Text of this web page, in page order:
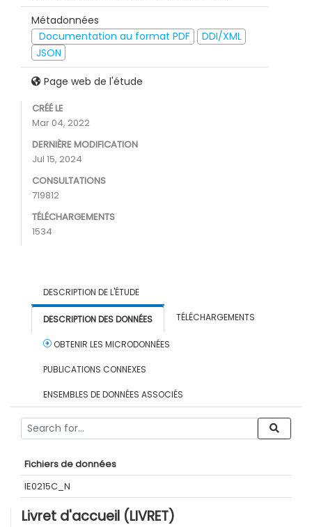
Métadonnées
Documentation au format PDF
DDI/XML
JSON
Page web de l'étude
CRÉÉ LE
Mar 04, 2022
DERNIÈRE MODIFICATION
Jul 15, 2024
CONSULTATIONS
719812
TÉLÉCHARGEMENTS
1534
DESCRIPTION DE L'ÉTUDE
DESCRIPTION DES DONNÉES TÉLÉCHARGEMENTS
OBTENIR LES MICRODONNÉES
PUBLICATIONS CONNEXES
ENSEMBLES DE DONNÉES ASSOCIÉS
Fichiers de données
IE0215C_N
Livret d'accueil (LIVRET)